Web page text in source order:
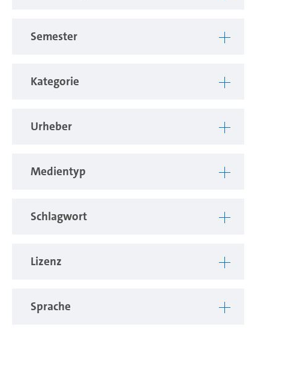
Semester
Kategorie
Urheber
Medientyp
Schlagwort
Lizenz
Sprache